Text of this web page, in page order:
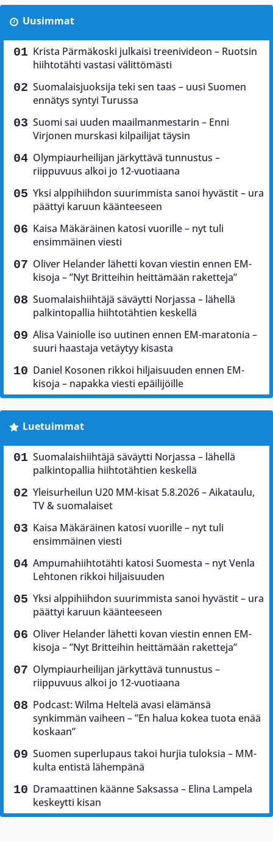
Uusimmat
Krista Pärmäkoski julkaisi treenivideon – Ruotsin
hiihtotähti vastasi välittömästi
Suomalaisjuoksija teki sen taas – uusi Suomen
ennätys syntyi Turussa
Suomi sai uuden maailmanmestarin – Enni
Virjonen murskasi kilpailijat täysin
Olympiaurheilijan järkyttävä tunnustus –
riippuvuus alkoi jo 12-vuotiaana
Yksi alppihiihdon suurimmista sanoi hyvästit – ura
päättyi karuun käänteeseen
Kaisa Mäkäräinen katosi vuorille – nyt tuli
ensimmäinen viesti
Oliver Helander lähetti kovan viestin ennen EM-
kisoja – ”Nyt Britteihin heittämään raketteja”
Suomalaishiihtäjä säväytti Norjassa – lähellä
palkintopallia hiihtotähtien keskellä
Alisa Vainiolle iso uutinen ennen EM-maratonia –
suuri haastaja vetäytyy kisasta
Daniel Kosonen rikkoi hiljaisuuden ennen EM-
kisoja – napakka viesti epäilijöille
Luetuimmat
Suomalaishiihtäjä säväytti Norjassa – lähellä
palkintopallia hiihtotähtien keskellä
Yleisurheilun U20 MM-kisat 5.8.2026 – Aikataulu,
TV & suomalaiset
Kaisa Mäkäräinen katosi vuorille – nyt tuli
ensimmäinen viesti
Ampumahiihtotähti katosi Suomesta – nyt Venla
Lehtonen rikkoi hiljaisuuden
Yksi alppihiihdon suurimmista sanoi hyvästit – ura
päättyi karuun käänteeseen
Oliver Helander lähetti kovan viestin ennen EM-
kisoja – ”Nyt Britteihin heittämään raketteja”
Olympiaurheilijan järkyttävä tunnustus –
riippuvuus alkoi jo 12-vuotiaana
Podcast: Wilma Heltelä avasi elämänsä
synkimmän vaiheen – ”En halua kokea tuota enää
koskaan”
Suomen superlupaus takoi hurjia tuloksia – MM-
kulta entistä lähempänä
Dramaattinen käänne Saksassa – Elina Lampela
keskeytti kisan